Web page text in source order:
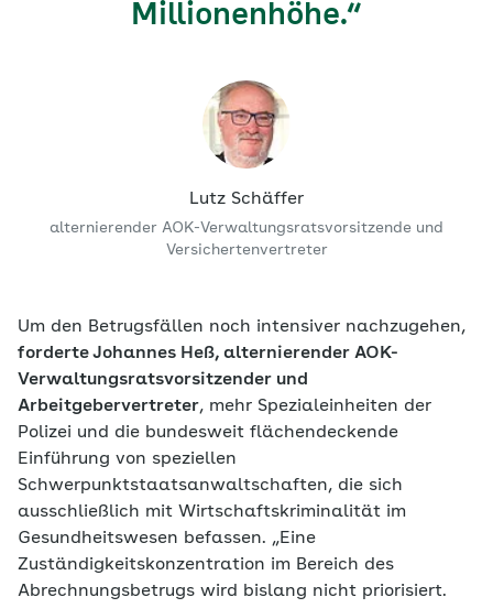
Millionenhöhe.“
Lutz Schäffer
alternierender AOK-Verwaltungsratsvorsitzende und
Versichertenvertreter
Um den Betrugsfällen noch intensiver nachzugehen,
forderte Johannes Heß, alternierender AOK-
Verwaltungsratsvorsitzender und
Arbeitgebervertreter, mehr Spezialeinheiten der
Polizei und die bundesweit flächendeckende
Einführung von speziellen
Schwerpunktstaatsanwaltschaften, die sich
ausschließlich mit Wirtschaftskriminalität im
Gesundheitswesen befassen. „Eine
Zuständigkeitskonzentration im Bereich des
Abrechnungsbetrugs wird bislang nicht priorisiert.